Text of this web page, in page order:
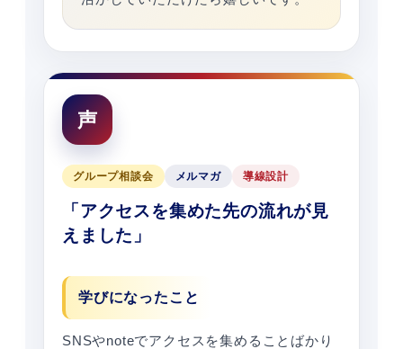
声
グループ相談会 メルマガ 導線設計
「アクセスを集めた先の流れが見
えました」
学びになったこと
SNSやnoteでアクセスを集めることばかり